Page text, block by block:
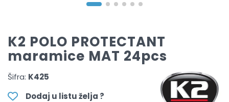
K2 POLO PROTECTANT
maramice MAT 24pcs
Šifra: K425
Dodaj u listu želja ?